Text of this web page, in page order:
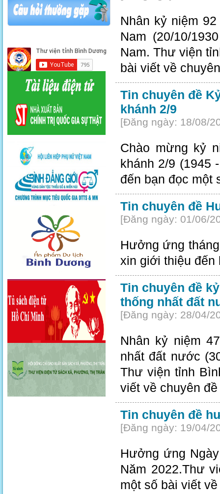
Nhân kỷ niệm
Nam (20/10/
Nam. Thư viện
bài viết về
Tin chuyên đề
khánh 2/9
[Đăng ngày: 18/08/
Chào mừng kỷ
khánh 2/9 (1945
đến bạn đọc một
Tin chuyên đề
[Đăng ngày: 01/06/
Hưởng ứng
xin giới thiệu đến
Tin chuyên đề
thống nhất đất
[Đăng ngày: 28/04/
Nhân kỷ niệm
nhất đất nước
Thư viện tỉnh
viết về chuyên đề
Tin chuyên đề
[Đăng ngày: 19/04/
Hưởng ứng
Năm 2022.Thư
một số bài viết